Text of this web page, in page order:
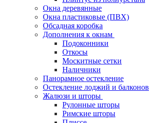
Окна деревянные
Окна пластиковые (ПВХ)
Обсадная коробка
Дополнения к окнам
Подоконники
Откосы
Москитные сетки
Наличники
Панорамное остекление
Остекление лоджий и балконов
Жалюзи и шторы
Рулонные шторы
Римские шторы